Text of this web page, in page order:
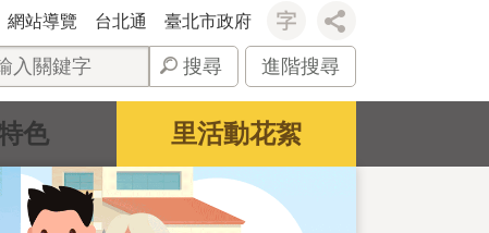
網站導覽 台北通 臺北市政府
搜尋 進階搜尋
色 里活動花絮